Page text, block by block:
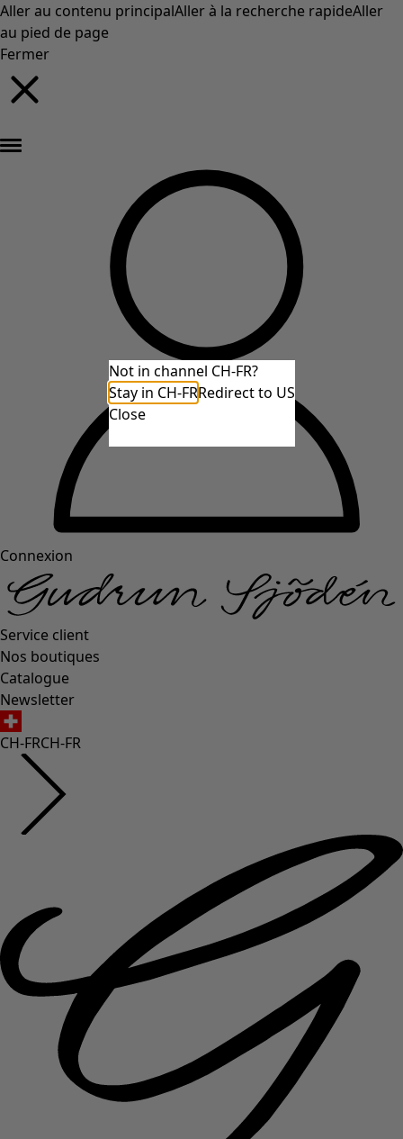
Aller au contenu principalAller à la recherche rapideAller
au pied de page
Fermer
Connexion
Service client
Nos boutiques
Catalogue
Newsletter
CH-FRCH-FR
Not in channel CH-FR?
Stay in CH-FRRedirect to US
Close